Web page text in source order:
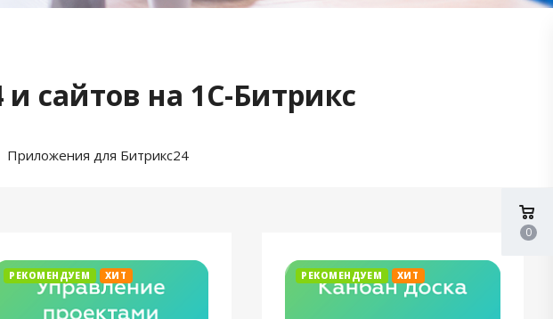
сайтов на 1С-Битрикс
Приложения для Битрикс24
РЕКОМЕНДУЕМ ХИТ РЕКОМЕНДУЕМ ХИТ
0